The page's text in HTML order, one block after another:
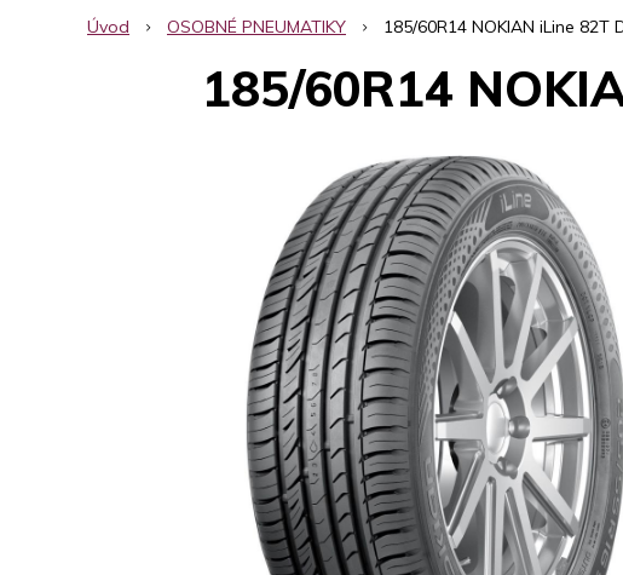
Úvod OSOBNÉ PNEUMATIKY 185/60R14 NOKIAN iLine 82T
185/60R14